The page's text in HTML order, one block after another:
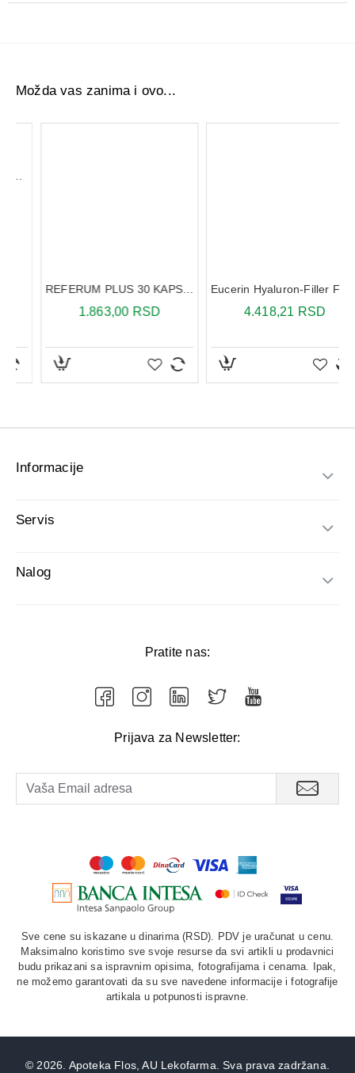
Možda vas zanima i ovo...
Informacije
Servis
Nalog
Pratite nas:
Prijava za Newsletter:
Sve cene su iskazane u dinarima (RSD). PDV je uračunat u cenu.
Maksimalno koristimo sve svoje resurse da svi artikli u prodavnici
budu prikazani sa ispravnim opisima, fotografijama i cenama. Ipak,
ne možemo garantovati da su sve navedene informacije i fotografije
artikala u potpunosti ispravne.
© 2026. Apoteka Flos, AU Lekofarma. Sva prava zadržana.